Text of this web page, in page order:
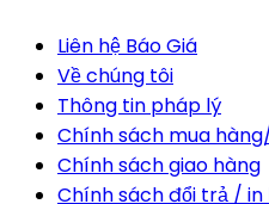
Liên hệ Báo Giá
Về chúng tôi
Thông tin pháp lý
Chính sách mua
Chính sách giao hàng
Chính sách đổi trả /